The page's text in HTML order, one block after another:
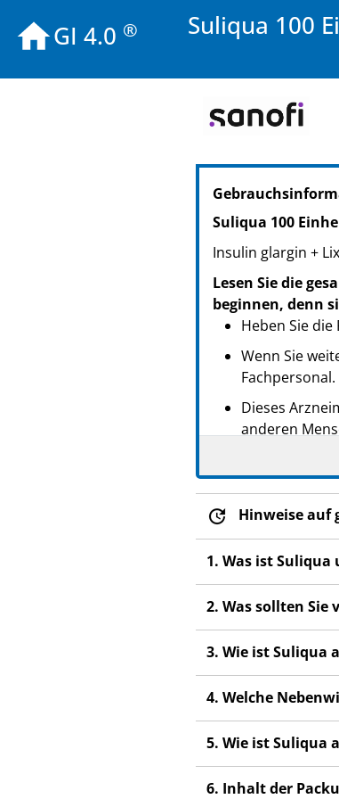
GI 4.0 ®
Suliqua 100
PZN: 14239986
PPN: 111423998686
NTIN:
PZN: 14239992
PPN: 111423999252
NTIN:
PZN: 14240067
PPN: 111424006728
NTIN: 04150142400674
Suliqua 100
Insulin glargin +
Lesen Sie die
beginnen, denn
Heben Sie
Wenn Sie
Fachpersonal.
Dieses
anderen
Wenn Sie
Hinweise auf
1. Was ist
2. Was sollten Sie
3. Wie ist Suliqua
4. Welche
5. Wie ist Suliqua
6. Inhalt der